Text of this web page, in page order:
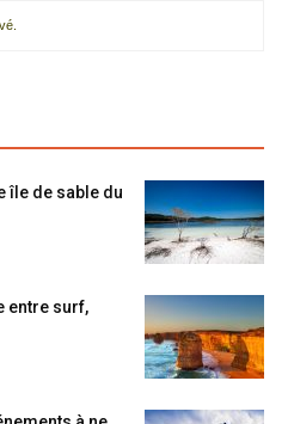
île de sable du
entre surf,